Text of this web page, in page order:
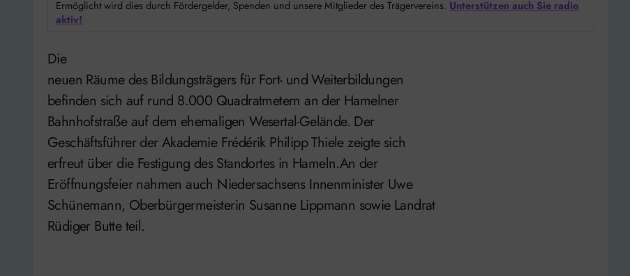
Ermöglicht wird dies durch Fördergelder, Spenden und unsere Mitglieder des Trägervereins. Unterstützen auch Sie radio
aktiv!
Die
neuen Räume des Bildungsträgers für Fort- und Weiterbildungen
befinden sich auf rund 8.000 Quadratmetern an der Hamelner
Bahnhofstraße auf dem ehemaligen Wesertal-Gelände. Der
Geschäftsführer der Akademie Frédérik Philipp Thiele zeigte sich
erfreut über die Festigung des Standortes in Hameln.An der
Eröffnungsfeier nahmen auch Niedersachsens Innenminister Uwe
Schünemann, Oberbürgermeisterin Susanne Lippmann sowie Landrat
Rüdiger Butte teil.